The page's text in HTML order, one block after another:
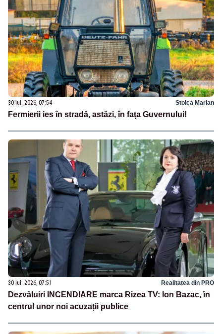
30 iul. 2026, 07:54 Stoica Marian
Fermierii ies în stradă, astăzi, în fața Guvernului!
30 iul. 2026, 07:51 Realitatea din PRO
Dezvăluiri INCENDIARE marca Rizea TV: Ion Bazac, în
centrul unor noi acuzații publice